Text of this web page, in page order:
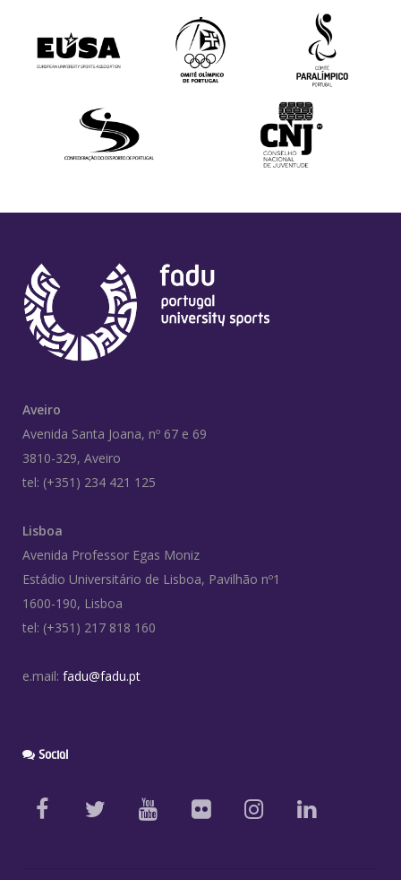
Aveiro
Avenida Santa Joana, nº 67 e 69
3810-329, Aveiro
tel: (+351) 234 421 125
Lisboa
Avenida Professor Egas Moniz
Estádio Universitário de Lisboa, Pavilhão nº1
1600-190, Lisboa
tel: (+351) 217 818 160
e.mail: fadu@fadu.pt
Social